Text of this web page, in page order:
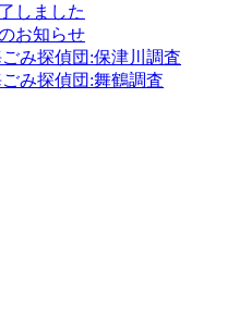
しました
お知らせ
み探偵団:保津川調査
み探偵団:舞鶴調査